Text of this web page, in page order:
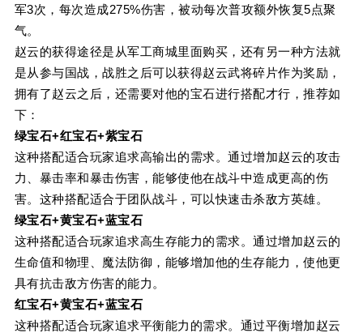
军3次，每次造成275%伤害，被动每次普攻额外恢复5点聚
气。
赵云的获得途径是从军工商城里面购买，还有另一种方法就
是从参与国战，战胜之后可以获得赵云武将碎片作为奖励，
拥有了赵云之后，还需要对他的宝石进行搭配才行，推荐如
下：
绿宝石+红宝石+紫宝石
这种搭配适合玩家追求高输出的需求。通过增加赵云的攻击
力、暴击率和暴击伤害，能够使他在战斗中造成更高的伤
害。这种搭配适合于团队战斗，可以快速击杀敌方英雄。
绿宝石+黄宝石+蓝宝石
这种搭配适合玩家追求高生存能力的需求。通过增加赵云的
生命值和物理、魔法防御，能够增加他的生存能力，使他更
具有抗击敌方伤害的能力。
红宝石+黄宝石+蓝宝石
这种搭配适合玩家追求平衡能力的需求。通过平衡增加赵云